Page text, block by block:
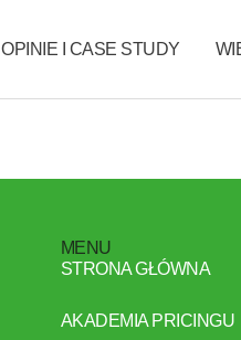
OPINIE I CASE STUDY
MENU
STRONA GŁÓWNA
AKADEMIA PRICINGU